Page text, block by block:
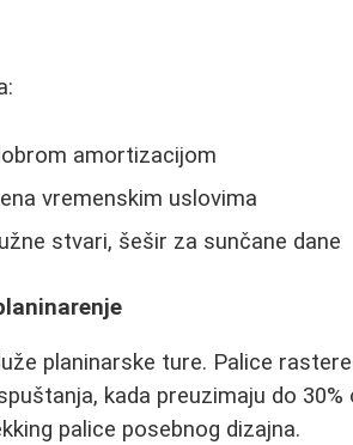
amortizacijom
vremenskim uslovima
stvari, šešir za sunčane dane
planinarske ture. Palice
kada preuzimaju do 30%
palice posebnog dizajna.